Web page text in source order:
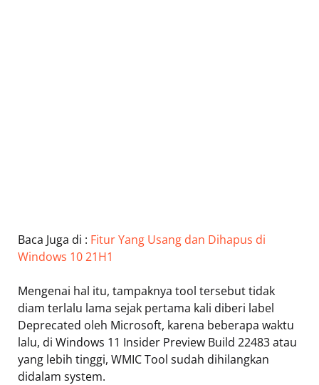
Baca Juga di : Fitur Yang Usang dan Dihapus di
Windows 10 21H1
Mengenai hal itu, tampaknya tool tersebut tidak
diam terlalu lama sejak pertama kali diberi label
Deprecated oleh Microsoft, karena beberapa waktu
lalu, di Windows 11 Insider Preview Build 22483 atau
yang lebih tinggi, WMIC Tool sudah dihilangkan
didalam system.